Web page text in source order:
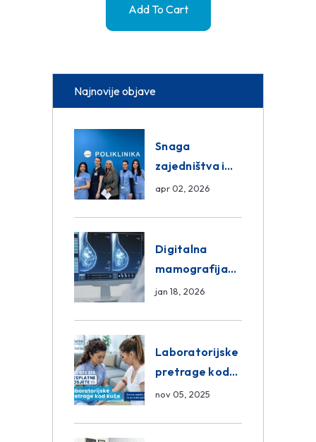
Add To Cart
Najnovije objave
Snaga
zajedništva i
razmjena
Group
apr 02, 2026
Digitalna
mamografija
Sarajevo –
Centar
Poliklinika
jan 18, 2026
Laboratorijske
pretrage kod
kuće – novo u
nov 05, 2025